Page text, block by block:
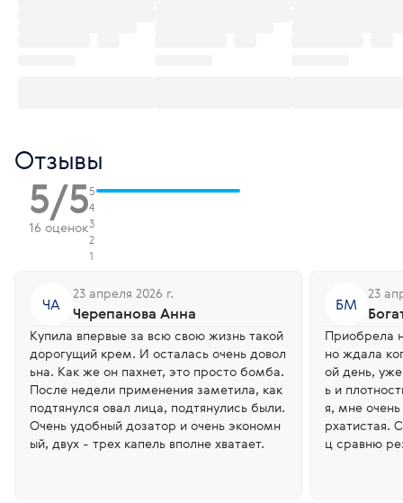
Отзывы
5/5
16 оценок
5
4
3
2
1
ЧА
23 апреля 2026 г.
Черепанова Анна
Купила впервые за всю свою жизнь такой
дорогущий крем. И осталась очень довол
ьна. Как же он пахнет, это просто бомба.
После недели применения заметила, как
подтянулся овал лица, подтянулись были.
Очень удобный дозатор и очень экономн
ый, двух - трех капель вполне хватает.
БМ
23
Приобрела
но ждала
ой день,
ь и
я, мне
рхатистая.
ц сравню